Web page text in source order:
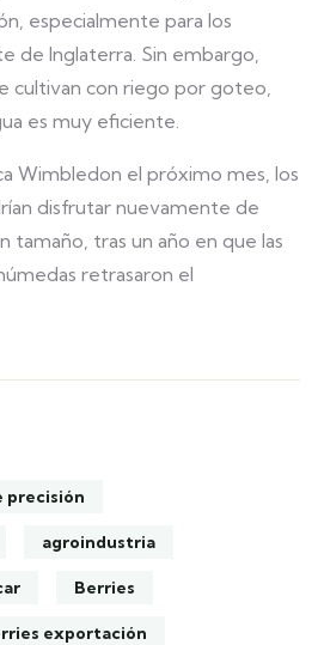
especialmente para los
de Inglaterra. Sin embargo,
cultivan con riego por goteo,
es muy eficiente.
Wimbledon el próximo mes, los
disfrutar nuevamente de
tamaño, tras un año en que las
retrasaron el
precisión
agroindustria
Berries
exportación